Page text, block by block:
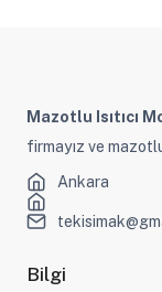
Mazotlu Isıtıcı
firmayız ve
Ankara
Bilgi